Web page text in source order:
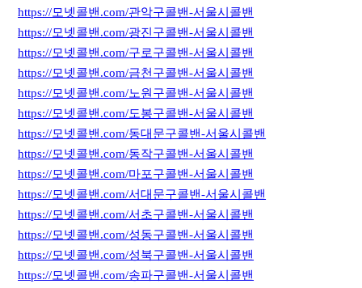
https://모넷콜밴.com/관악구콜밴-서울시콜밴
https://모넷콜밴.com/광진구콜밴-서울시콜밴
https://모넷콜밴.com/구로구콜밴-서울시콜밴
https://모넷콜밴.com/금천구콜밴-서울시콜밴
https://모넷콜밴.com/노원구콜밴-서울시콜밴
https://모넷콜밴.com/도봉구콜밴-서울시콜밴
https://모넷콜밴.com/동대문구콜밴-서울시콜밴
https://모넷콜밴.com/동작구콜밴-서울시콜밴
https://모넷콜밴.com/마포구콜밴-서울시콜밴
https://모넷콜밴.com/서대문구콜밴-서울시콜밴
https://모넷콜밴.com/서초구콜밴-서울시콜밴
https://모넷콜밴.com/성동구콜밴-서울시콜밴
https://모넷콜밴.com/성북구콜밴-서울시콜밴
https://모넷콜밴.com/송파구콜밴-서울시콜밴